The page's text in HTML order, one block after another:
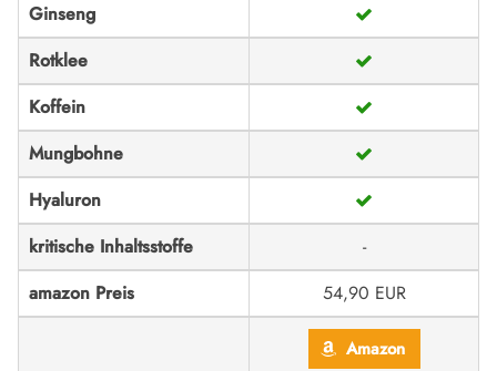
Ginseng
Rotklee
Koffein
Mungbohne
Hyaluron
kritische Inhaltsstoffe
-
amazon Preis
54,90 EUR
Amazon